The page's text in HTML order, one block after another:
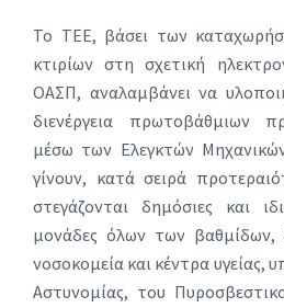
Το ΤΕΕ, βάσει των
κτιρίων στη σχετική
ΟΑΣΠ, αναλαμβάνει να
διενέργεια πρωτοβάθμιων
μέσω των Ελεγκτών
γίνουν, κατά σειρά
στεγάζονται δημόσιες και
μονάδες όλων των βαθμίδων,
νοσοκομεία και κέντρα υγείας,
Αστυνομίας, του